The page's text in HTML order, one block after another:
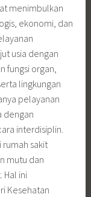
menimbulkan
ekonomi, dan
usia dengan
fungsi organ,
lingkungan
pelayanan
dengan
interdisiplin.
sakit
mutu dan
Hal ini
Kesehatan